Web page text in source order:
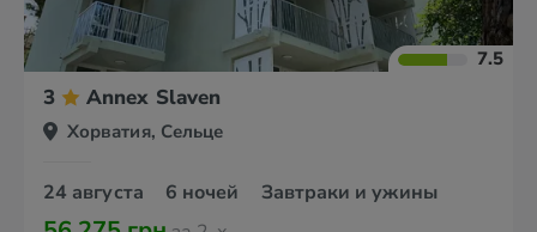
7.5
3 Annex Slaven
Хорватия, Сельце
24 августа 6 ночей Завтраки и ужины